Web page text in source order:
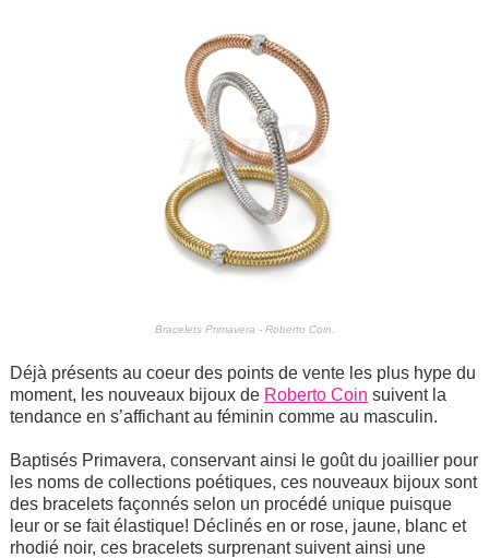
Bracelets Primavera - Roberto Coin.
Déjà présents au coeur des points de vente les plus hype du
moment, les nouveaux bijoux de Roberto Coin suivent la
tendance en s’affichant au féminin comme au masculin.
Baptisés Primavera, conservant ainsi le goût du joaillier pour
les noms de collections poétiques, ces nouveaux bijoux sont
des bracelets façonnés selon un procédé unique puisque
leur or se fait élastique! Déclinés en or rose, jaune, blanc et
rhodié noir, ces bracelets surprenant suivent ainsi une